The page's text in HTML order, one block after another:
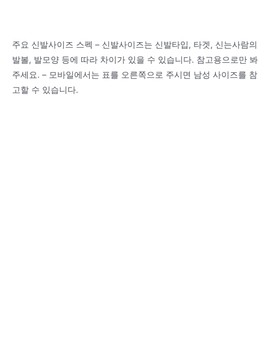
주요 신발사이즈 스펙 – 신발사이즈는 신발타입, 타겟, 신는사람의
발볼, 발모양 등에 따라 차이가 있을 수 있습니다. 참고용으로만 봐
주세요. – 모바일에서는 표를 오른쪽으로 주시면 남성 사이즈를 참
고할 수 있습니다.